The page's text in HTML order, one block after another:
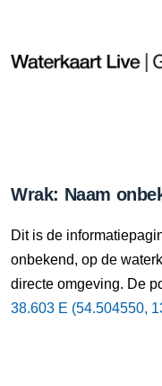
Wrak: Naam
Dit is de
onbekend, op de
directe omgeving. De
38.603 E (54.504550,